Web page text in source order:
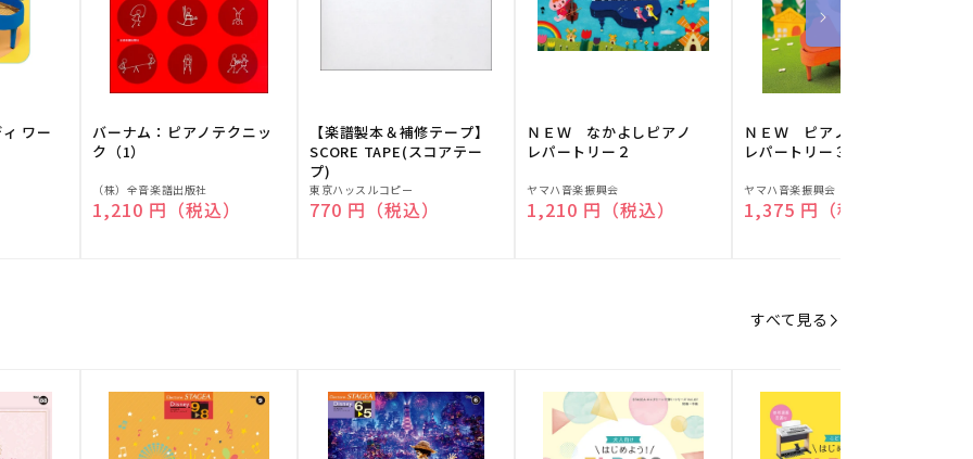
ワー
バーナム：ピアノテクニッ
ク（1）
販
売
（株）全音楽譜出版社
通常価格
1,210 円（税込）
【楽譜製本＆補修テープ】
SCORE TAPE(スコアテー
プ)
販
売
東京ハッスルコピー
通常価格
770 円（税込）
ＮＥＷ なかよしピアノ
レパートリー２
販
売
ヤマハ音楽振興会
通常価格
1,210 円（税込）
ＮＥＷ ピアノスタディ
レパートリー３
販
売
ヤマハ音楽振興会
通常価格
1,375 円（税込）
すべて見る